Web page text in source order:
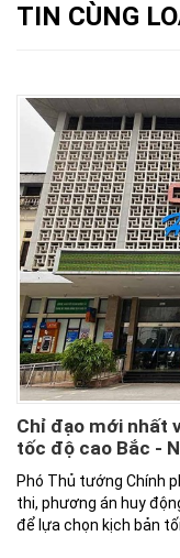
TIN CÙNG
Chỉ đạo mới nhất
tốc độ cao Bắc -
Phó Thủ tướng Chính
thi, phương án huy
để lựa chọn kịch bản